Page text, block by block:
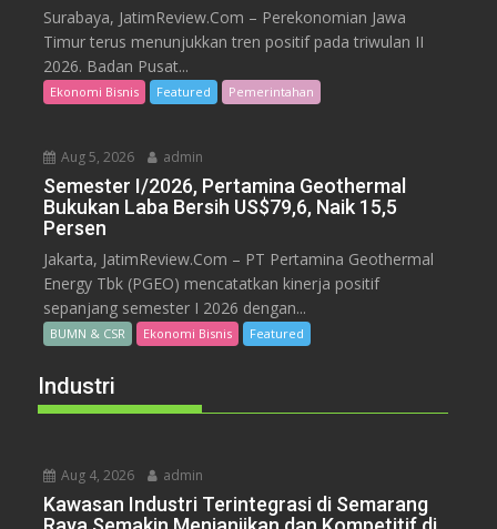
Surabaya, JatimReview.Com – Perekonomian Jawa
Timur terus menunjukkan tren positif pada triwulan II
2026. Badan Pusat...
Ekonomi Bisnis Featured Pemerintahan
Aug 5, 2026 admin
Semester I/2026, Pertamina Geothermal
Bukukan Laba Bersih US$79,6, Naik 15,5
Persen
Jakarta, JatimReview.Com – PT Pertamina Geothermal
Energy Tbk (PGEO) mencatatkan kinerja positif
sepanjang semester I 2026 dengan...
BUMN & CSR Ekonomi Bisnis Featured
Industri
Aug 4, 2026 admin
Kawasan Industri Terintegrasi di Semarang